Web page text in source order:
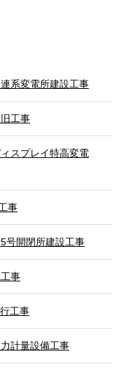
系変電所建設工事
工事
スプレイ特高変電
事
号開閉所建設工事
事
工事
計量設備工事